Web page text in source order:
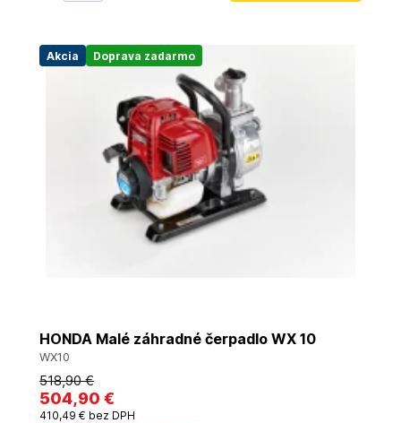
Akcia Doprava zadarmo
HONDA Malé záhradné čerpadlo WX 10
WX10
518,90 €
504,90 €
410,49 € bez DPH